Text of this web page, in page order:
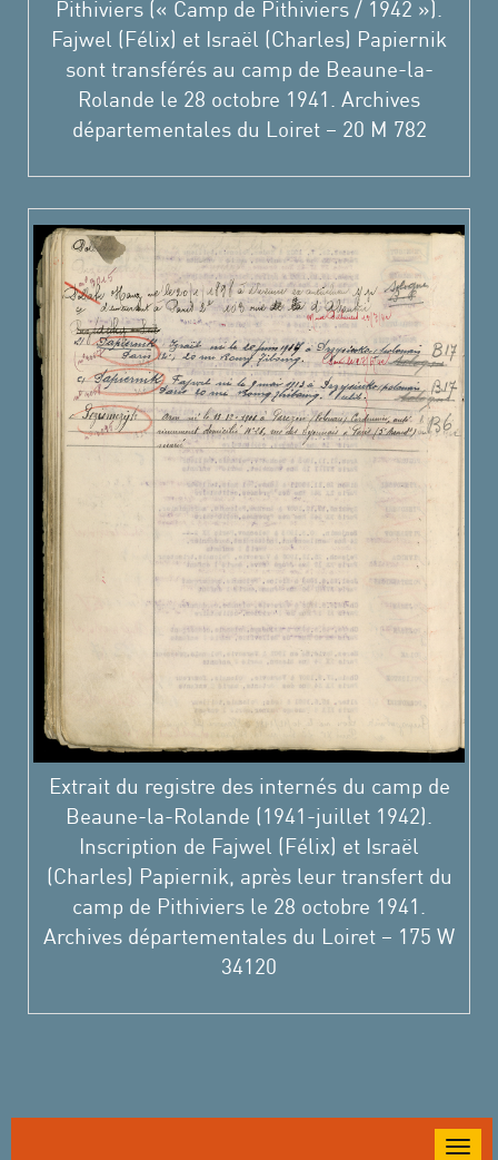
Pithiviers (« Camp de Pithiviers / 1942 »).
Fajwel (Félix) et Israël (Charles) Papiernik
sont transférés au camp de Beaune-la-
Rolande le 28 octobre 1941. Archives
départementales du Loiret – 20 M 782
Extrait du registre des internés du camp de
Beaune-la-Rolande (1941-juillet 1942).
Inscription de Fajwel (Félix) et Israël
(Charles) Papiernik, après leur transfert du
camp de Pithiviers le 28 octobre 1941.
Archives départementales du Loiret – 175 W
34120